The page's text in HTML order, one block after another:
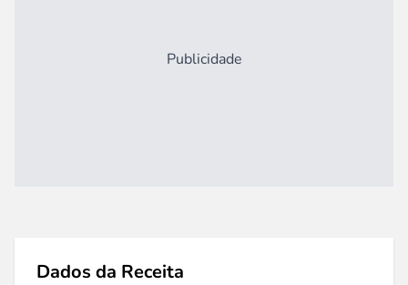
Publicidade
Dados da Receita